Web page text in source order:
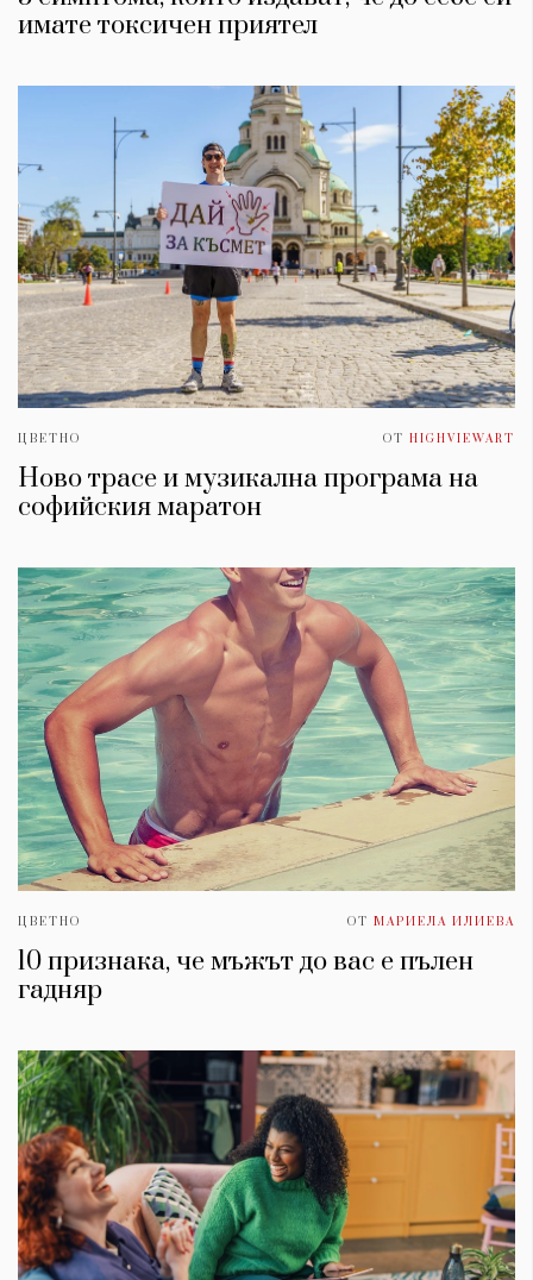
имате токсичен приятел
ЦВЕТНО ОТ HIGHVIEWART
Ново трасе и музикална програма на
софийския маратон
ЦВЕТНО ОТ МАРИЕЛА ИЛИЕВА
10 признака, че мъжът до вас е пълен
гадняр